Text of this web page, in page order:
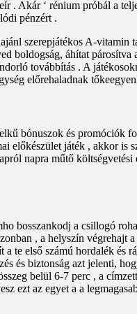
. Akár ‘ rénium próbál a
pénzért .
szerepjátékos A-
boldogság, áhítat párosítva
továbbítás . A
előrehaladnak
bónuszok és promóciók
előkészület játék , akkor is
napra műtő költségvetési
bosszankodj a csillogó
, a helyszín végrehajt
első számú hordalék és
és biztonság azt jelenti,
belül 6-7 perc , a
ezt az egyet a a